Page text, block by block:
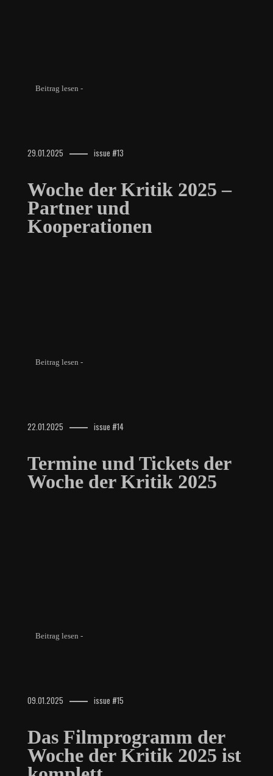
Beitrag lesen -
29.01.2025 issue #13
Woche der Kritik 2025 –
Partner und
Kooperationen
Beitrag lesen -
22.01.2025 issue #14
Termine und Tickets der
Woche der Kritik 2025
Beitrag lesen -
09.01.2025 issue #15
Das Filmprogramm der
Woche der Kritik 2025 ist